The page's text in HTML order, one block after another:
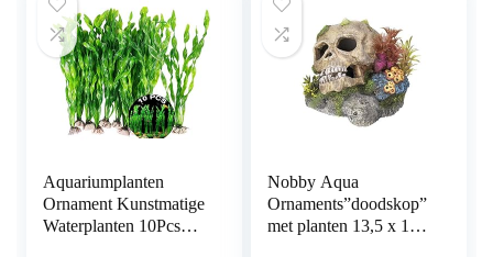
Aquariumplanten
Ornament Kunstmatige
Waterplanten 10Pcs
Nobby Aqua
Ornaments”doodskop”
met planten 13,5 x 13,5